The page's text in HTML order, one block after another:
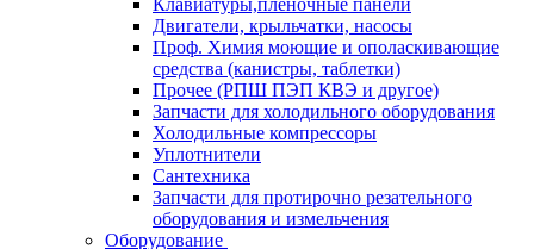
Клавиатуры,пленочные панели
Двигатели, крыльчатки, насосы
Проф. Химия моющие и ополаскивающие
средства (канистры, таблетки)
Прочее (РПШ ПЭП КВЭ и другое)
Запчасти для холодильного оборудования
Холодильные компрессоры
Уплотнители
Сантехника
Запчасти для протирочно резательного
оборудования и измельчения
Оборудование